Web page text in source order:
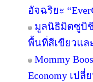
อัจฉริยะ
มูลนิธิมิตซูบิ
พื้นที่สีเขียวแล
Mommy
Economy เป